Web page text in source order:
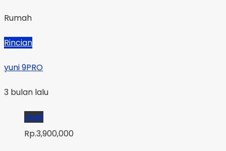
Rumah
Rincian
yuni 9PRO
3 bulan lalu
Jual
Rp.3,900,000